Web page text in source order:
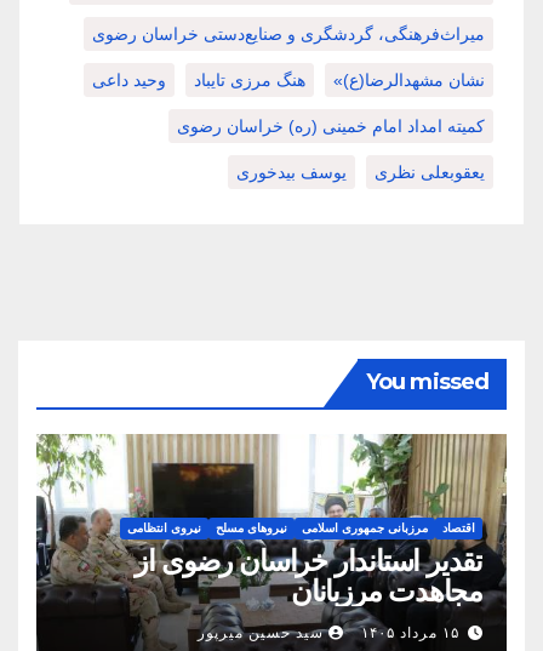
میراث‌فرهنگی، گردشگری و صنایع‌دستی خراسان رضوی
نشان مشهدالرضا(ع)» هنگ مرزی تایباد وحید داعی
کمیته امداد امام خمینی (ره) خراسان رضوی
یعقوبعلی نظری یوسف بیدخوری
You missed
اقتصاد مرزبانی جمهوری اسلامی نیروهای مسلح نیروی انتظامی
تقدیر استاندار خراسان رضوی از
مجاهدت مرزبانان
۱۵ مرداد ۱۴۰۵ سید حسین میرپور